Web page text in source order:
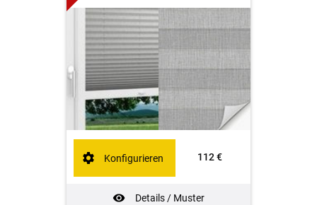
112 €
Details / Muster
Konfigurieren